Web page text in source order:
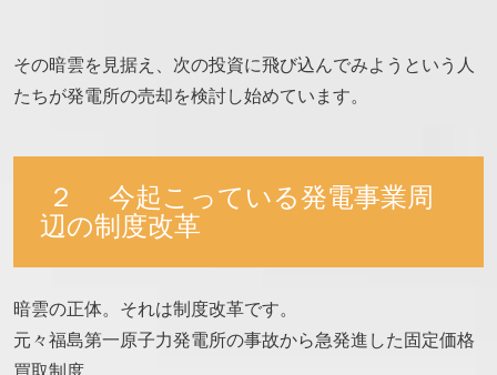
その暗雲を見据え、次の投資に飛び込んでみようという人
たちが発電所の売却を検討し始めています。
２ 今起こっている発電事業周
辺の制度改革
暗雲の正体。それは制度改革です。
元々福島第一原子力発電所の事故から急発進した固定価格
買取制度。